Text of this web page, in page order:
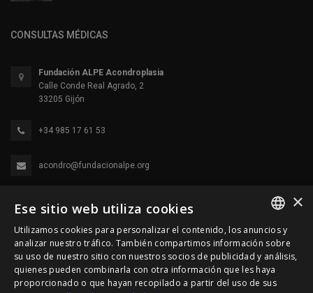
CONSULTAS MÉDICAS
Fundación ALPE Acondroplasia
Calle Conde Real Agrado, 2
33205 Gijón
+34 985 17 61 53
acondro@fundacionalpe.org
© 2000-2026 Fundación Alpe Acondroplasia. Reservados
SPANISH
ENGLISH
PORTUGUESE
×
Ese sitio web utiliza cookies
Utilizamos cookies para personalizar el contenido, los anuncios y
analizar nuestro tráfico. También compartimos información sobre
su uso de nuestro sitio con nuestros socios de publicidad y análisis,
quienes pueden combinarla con otra información que les haya
proporcionado o que hayan recopilado a partir del uso de sus